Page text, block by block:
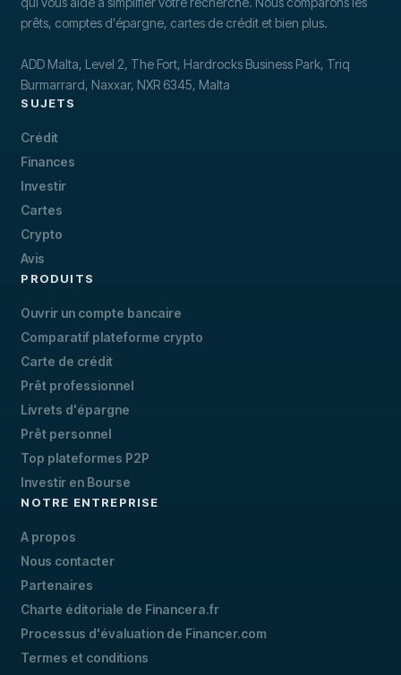
prêts, comptes d'épargne, cartes de crédit et bien plus.
ADD Malta, Level 2, The Fort, Hardrocks Business Park, Triq
Burmarrard, Naxxar, NXR 6345, Malta
SUJETS
Crédit
Finances
Investir
Cartes
Crypto
Avis
PRODUITS
Ouvrir un compte bancaire
Comparatif plateforme crypto
Carte de crédit
Prêt professionnel
Livrets d'épargne
Prêt personnel
Top plateformes P2P
Investir en Bourse
NOTRE ENTREPRISE
A propos
Nous contacter
Partenaires
Charte éditoriale de Financera.fr
Processus d'évaluation de Financer.com
Termes et conditions